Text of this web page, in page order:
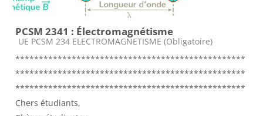
PCSM 2341 : Électromagnétisme
Catégorie de cours
UE PCSM 234 ELECTROMAGNETISME (Obligatoire)
*************************************************
*************************************************
*************************************************
Chers étudiants,